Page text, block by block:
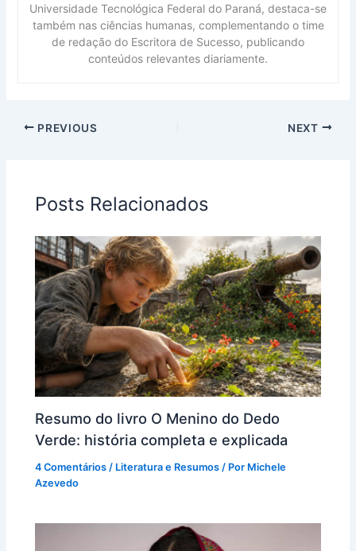
Universidade Tecnológica Federal do Paraná, destaca-se
também nas ciências humanas, complementando o time
de redação do Escritora de Sucesso, publicando
conteúdos relevantes diariamente.
PREVIOUS NEXT
Posts Relacionados
Resumo do livro O Menino do Dedo
Verde: história completa e explicada
4 Comentários / Literatura e Resumos / Por Michele
Azevedo